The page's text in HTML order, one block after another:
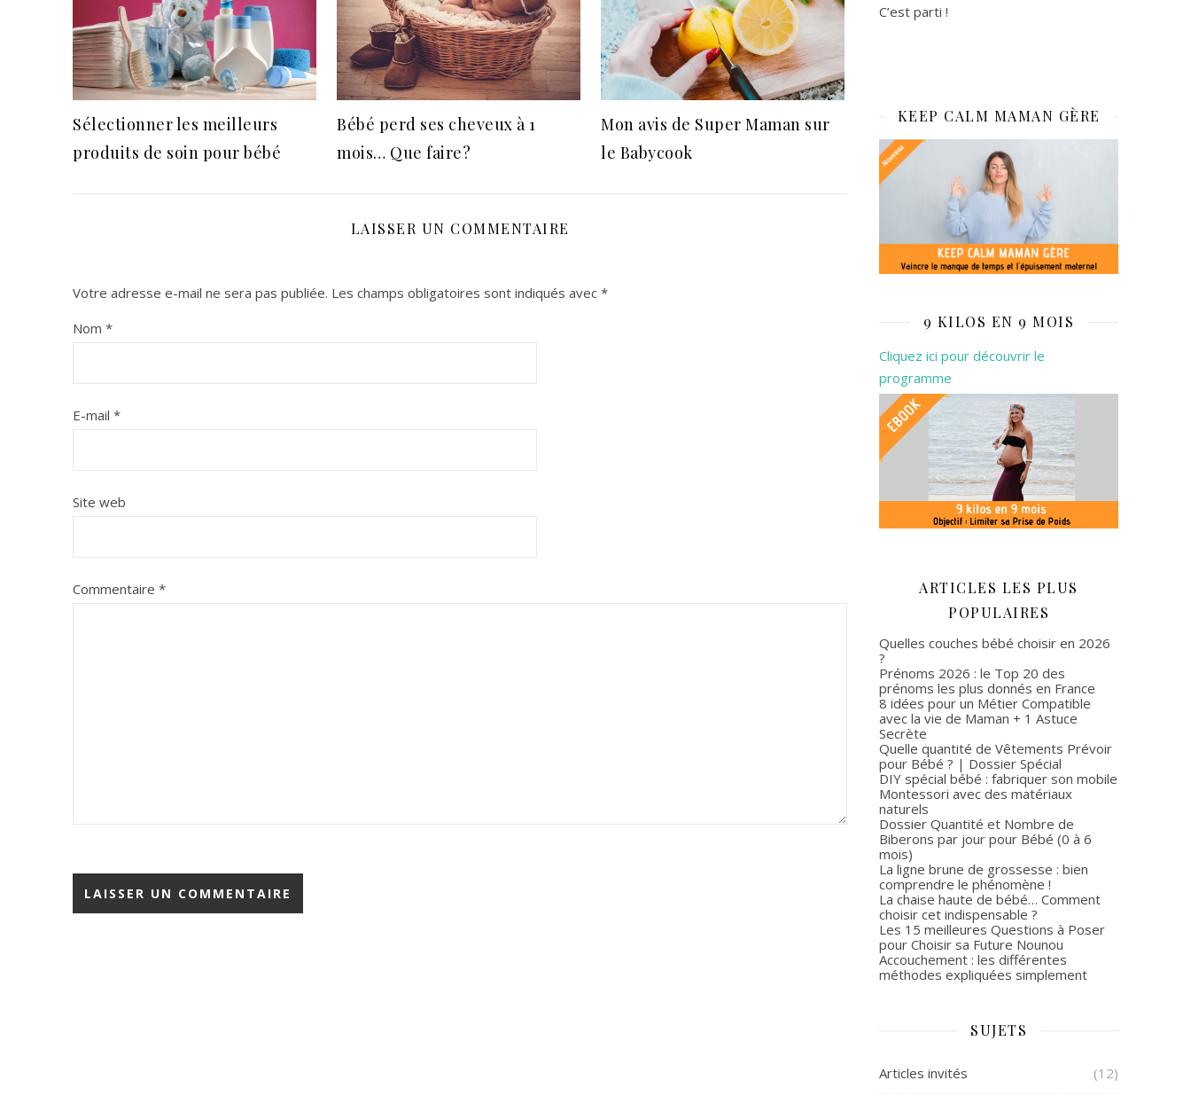
Sélectionner les meilleurs
produits de soin pour bébé
Bébé perd ses cheveux à 1
mois… Que faire?
Mon avis de Super Maman sur
le Babycook
LAISSER UN COMMENTAIRE
Votre adresse e-mail ne sera pas publiée. Les champs obligatoires sont indiqués avec *
Nom *
E-mail *
Site web
Commentaire *
C’est parti !
KEEP CALM MAMAN GÈRE
9 KILOS EN 9 MOIS
Cliquez ici pour découvrir le
programme
ARTICLES LES PLUS
POPULAIRES
Quelles couches bébé choisir en 2026
?
Prénoms 2026 : le Top 20 des
prénoms les plus donnés en France
8 idées pour un Métier Compatible
avec la vie de Maman + 1 Astuce
Secrète
Quelle quantité de Vêtements Prévoir
pour Bébé ? | Dossier Spécial
DIY spécial bébé : fabriquer son mobile
Montessori avec des matériaux
naturels
Dossier Quantité et Nombre de
Biberons par jour pour Bébé (0 à 6
mois)
La ligne brune de grossesse : bien
comprendre le phénomène !
La chaise haute de bébé… Comment
choisir cet indispensable ?
Les 15 meilleures Questions à Poser
pour Choisir sa Future Nounou
Accouchement : les différentes
méthodes expliquées simplement
SUJETS
Articles invités (12)